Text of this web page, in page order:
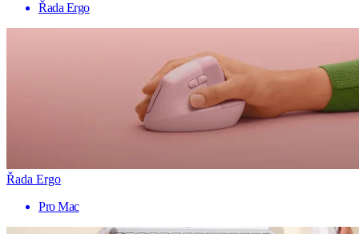
Řada Ergo
Řada Ergo
Pro Mac